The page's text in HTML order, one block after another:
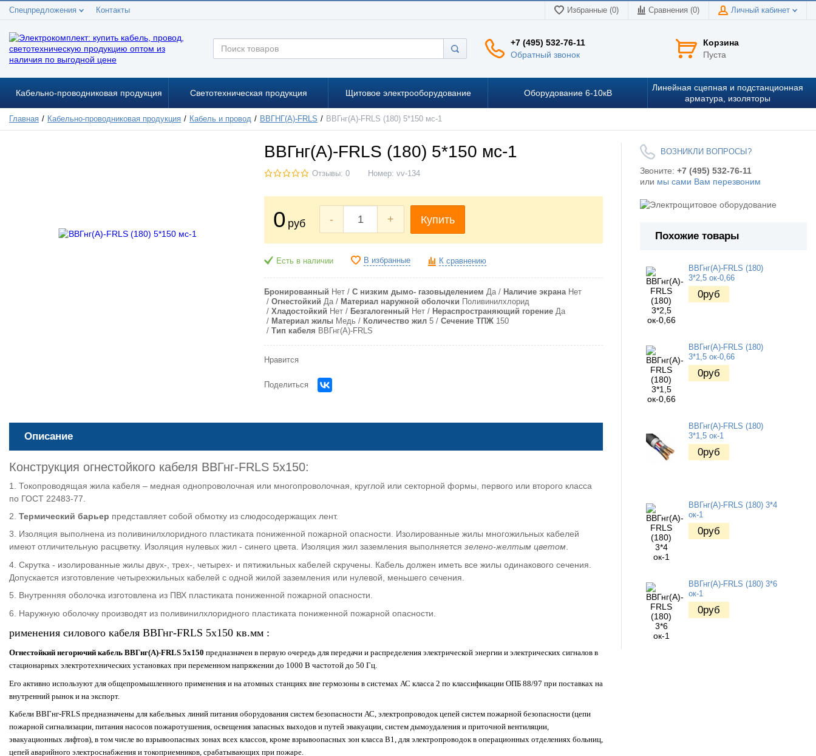
Спецпредложения Контакты Избранные (0) Сравнения (0) Личный кабинет
+7 (495) 532-76-11
Обратный звонок
Корзина
Пуста
Кабельно-проводниковая продукция Светотехническая продукция Щитовое электрооборудование Оборудование 6-10кВ
Линейная сцепная и подстанционная
арматура, изоляторы
Главная Кабельно-проводниковая продукция Кабель и провод ВВГНГ(А)-FRLS ВВГнг(А)-FRLS (180) 5*150 мc-1
ВВГнг(А)-FRLS (180) 5*150 мc-1
Отзывы: 0 Номер: vv-134
0 руб - + Купить
Есть в наличии В избранные К сравнению
Бронированный Нет С низким дымо- газовыделением Да Наличие экрана Нет
Огнестойкий Да Материал наружной оболочки
Поливинилхлорид
Хладостойкий Нет Безгалогенный Нет Нераспространяющий горение Да
Материал жилы Медь Количество жил 5 Сечение ТПЖ 150
Тип кабеля ВВГнг(А)-FRLS
Нравится
Поделиться
Описание
Конструкция огнестойкого кабеля ВВГнг-FRLS 5х150:
1. Токопроводящая жила кабеля – медная однопроволочная или многопроволочная, круглой или секторной формы, первого или второго класса
по ГОСТ 22483-77.
2. Термический барьер представляет собой обмотку из слюдосодержащих лент.
3. Изоляция выполнена из поливинилхлоридного пластиката пониженной пожарной опасности. Изолированные жилы многожильных кабелей
имеют отличительную расцветку. Изоляция нулевых жил - синего цвета. Изоляция жил заземления выполняется зелено-желтым цветом.
4. Скрутка - изолированные жилы двух-, трех-, четырех- и пятижильных кабелей скручены. Кабель должен иметь все жилы одинакового сечения.
Допускается изготовление четырехжильных кабелей с одной жилой заземления или нулевой, меньшего сечения.
5. Внутренняя оболочка изготовлена из ПВХ пластиката пониженной пожарной опасности.
6. Наружную оболочку производят из поливинилхлоридного пластиката пониженной пожарной опасности.
рименения силового кабеля ВВГнг-FRLS 5х150 кв.мм :
Огнестойкий негорючий кабель ВВГнг(А)-FRLS 5х150 предназначен в первую очередь для передачи и распределения электрической энергии и электрических сигналов в
стационарных электротехнических установках при переменном напряжении до 1000 В частотой до 50 Гц.
Его активно используют для общепромышленного применения и на атомных станциях вне гермозоны в системах АС класса 2 по классификации ОПБ 88/97 при поставках на
внутренний рынок и на экспорт.
Кабели ВВГнг-FRLS предназначены для кабельных линий питания оборудования систем безопасности АС, электропроводок цепей систем пожарной безопасности (цепи
пожарной сигнализации, питания насосов пожаротушения, освещения запасных выходов и путей эвакуации, систем дымоудаления и приточной вентиляции,
эвакуационных лифтов), в том числе во взрывоопасных зонах всех классов, кроме взрывоопасных зон класса В1, для электропроводок в операционных отделениях больниц,
цепей аварийного электроснабжения и токоприемников, срабатывающих при пожаре.
ВОЗНИКЛИ ВОПРОСЫ?
Звоните: +7 (495) 532-76-11
или мы сами Вам перезвоним
Похожие товары
ВВГнг(А)-FRLS (180)
3*2,5 ок-0,66
0руб
ВВГнг(А)-FRLS (180)
3*1,5 ок-0,66
0руб
ВВГнг(А)-FRLS (180)
3*1,5 ок-1
0руб
ВВГнг(А)-FRLS (180) 3*4
ок-1
0руб
ВВГнг(А)-FRLS (180) 3*6
ок-1
0руб